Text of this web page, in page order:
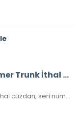
Louis Vuitton Zippy Wallet Summer Trunk İthal Cüzdan
Louis Vuitton Zippy Wallet Summer Trunk ithal cüzdan, seri numaralı, kutulu, toz torbalı, sertifikalı, ebatı 20x11cm.